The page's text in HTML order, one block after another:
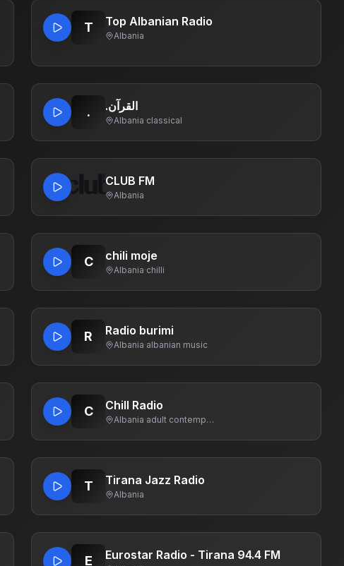
T Top Albanian Radio
Albania
. .القرآن
Albania·classical
CLUB FM
Albania
C chili moje
Albania·chilli
R Radio burimi
Albania·albanian music
C Chill Radio
Albania· adult contemporary
T Tirana Jazz Radio
Albania
E Eurostar Radio - Tirana 94.4 FM